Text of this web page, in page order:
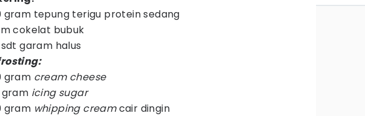
gram tepung terigu protein sedang
cokelat bubuk
garam halus
gram cream cheese
gram icing sugar
gram whipping creamcair dingin